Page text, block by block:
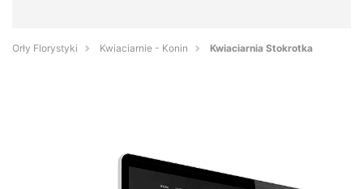
Orły Florystyki Kwiaciarnie - Konin Kwiaciarnia Stokrotka